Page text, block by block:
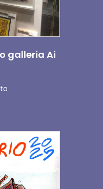
galleria Ai